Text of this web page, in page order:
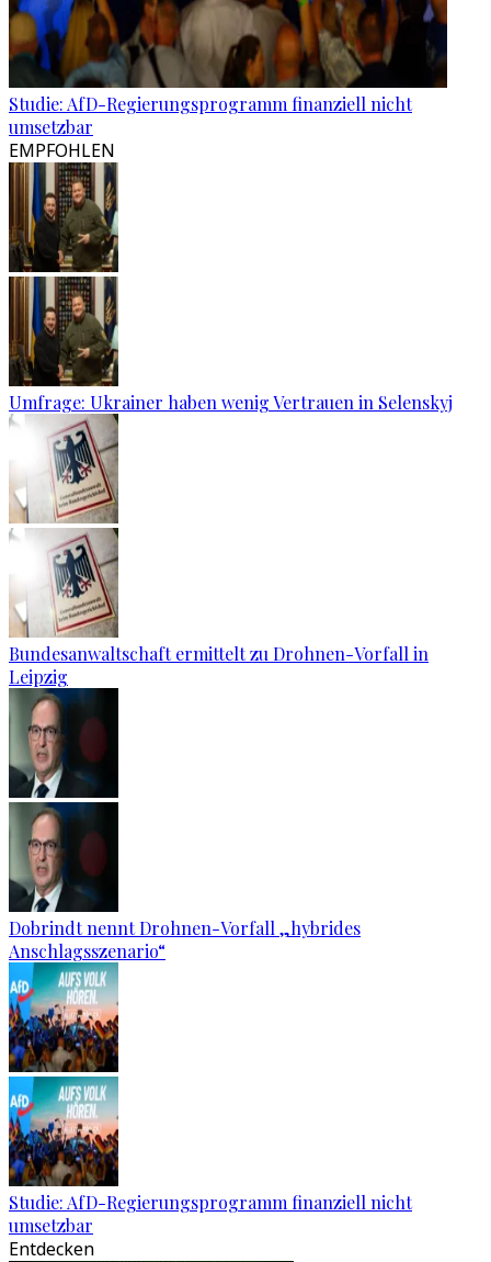
Studie: AfD-Regierungsprogramm finanziell nicht
umsetzbar
EMPFOHLEN
Umfrage: Ukrainer haben wenig Vertrauen in Selenskyj
Bundesanwaltschaft ermittelt zu Drohnen-Vorfall in
Leipzig
Dobrindt nennt Drohnen-Vorfall „hybrides
Anschlagsszenario“
Studie: AfD-Regierungsprogramm finanziell nicht
umsetzbar
Entdecken